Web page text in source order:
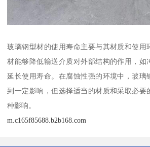
玻璃钢型材的使用寿命主要与其材质和使用
材能够降低输送介质对外部结构的作用，如
延长使用寿命。在腐蚀性强的环境中，玻璃
到一定影响，但选择适当的材质和采取必要
种影响。
m.c165f85688.b2b168.com